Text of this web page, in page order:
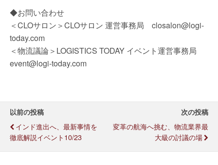
◆お問い合わせ
＜CLOサロン＞CLOサロン 運営事務局 closalon@logi-
today.com
＜物流議論＞LOGISTICS TODAY イベント運営事務局
event@logi-today.com
以前の投稿
インド進出へ、最新事情を
徹底解説イベント10/23
次の投稿
変革の航海へ挑む、物流業界最
大級の討議の場